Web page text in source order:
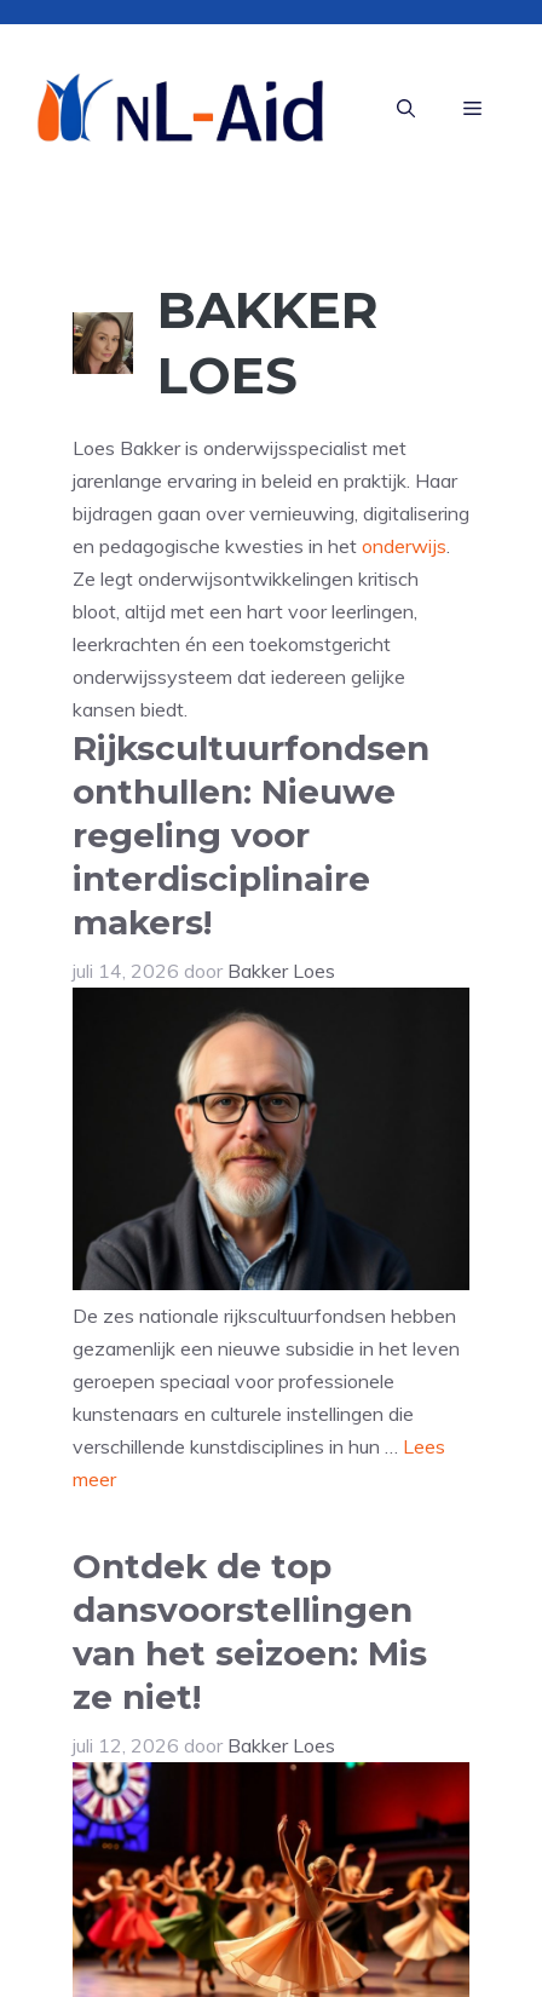
inhoud
Menu
BAKKER
LOES
Loes Bakker is onderwijsspecialist met
jarenlange ervaring in beleid en praktijk. Haar
bijdragen gaan over vernieuwing, digitalisering
en pedagogische kwesties in het onderwijs.
Ze legt onderwijsontwikkelingen kritisch
bloot, altijd met een hart voor leerlingen,
leerkrachten én een toekomstgericht
onderwijssysteem dat iedereen gelijke
kansen biedt.
Rijkscultuurfondsen
onthullen: Nieuwe
regeling voor
interdisciplinaire
makers!
juli 14, 2026 door Bakker Loes
De zes nationale rijkscultuurfondsen hebben
gezamenlijk een nieuwe subsidie in het leven
geroepen speciaal voor professionele
kunstenaars en culturele instellingen die
verschillende kunstdisciplines in hun … Lees
meer
Ontdek de top
dansvoorstellingen
van het seizoen: Mis
ze niet!
juli 12, 2026 door Bakker Loes